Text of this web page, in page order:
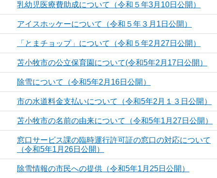
乳幼児医療費助成について（令和５年3月10日公開）
アイスホッケーについて（令和５年３月1日公開）
「とまチョップ」について（令和５年2月27日公開）
苫小牧市の公立保育園について(令和5年2月17日公開）
除雪について（令和5年2月16日公開）
市の水道料金支払いについて（令和5年2月１３日公開）
苫小牧市の名前の由来について（令和5年1月27日公開）
窓口サービス課の臨時運行許可証の窓口の対応について
（令和5年1月26日公開）
除雪情報の市民への提供（令和5年1月25日公開）